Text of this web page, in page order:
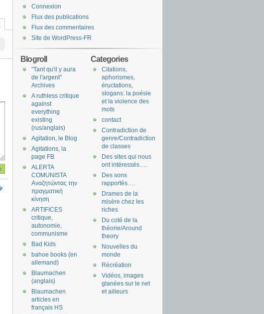
Connexion
Flux des publications
Flux des commentaires
Site de WordPress-FR
Categories
Citations,
aphorismes,
éructations,
slogans: la poésie
et la violence des
mots
contact
Contradiction de
genre/Contradiction
de classes
Des sites qui nous
ont intéressés….
Des sons
rapportés….
Drames de la
misère chez les
riches
Du coté de la
théorie/Around
theory
Nouvelles du
monde
Récréation
Vidéos, images
glanées sur le net
et ailleurs
Blogroll
"Tant qu'il y aura
de l'argent"
Archives
A ruthless critique
against
everything
existing
(rus/anglais)
Agitation, le Blog
Agitations, la
page FB
ALERTA
COMUNISTA
Αναζητώντας την
πραγματική
κίνηση
ARTIFICES
critique,
autonomie,
communisme
Bad Kids
bahoe books (en
allemand)
Blaumachen
(anglais)
Blaumachen
articles en
français HS